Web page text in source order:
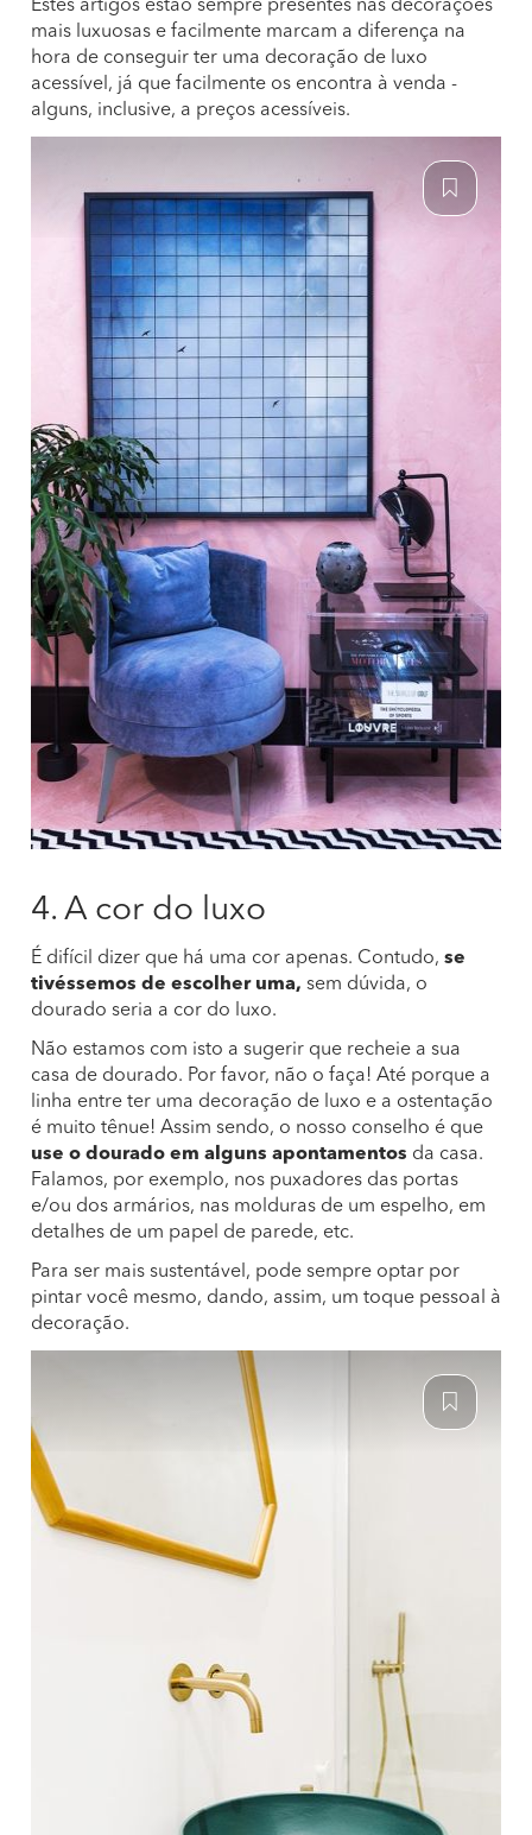
Estes artigos estão sempre presentes nas decorações
mais luxuosas e facilmente marcam a diferença na
hora de conseguir ter uma decoração de luxo
acessível, já que facilmente os encontra à venda -
alguns, inclusive, a preços acessíveis.
4. A cor do luxo
É difícil dizer que há uma cor apenas. Contudo, se
tivéssemos de escolher uma, sem dúvida, o
dourado seria a cor do luxo.
Não estamos com isto a sugerir que recheie a sua
casa de dourado. Por favor, não o faça! Até porque a
linha entre ter uma decoração de luxo e a ostentação
é muito tênue! Assim sendo, o nosso conselho é que
use o dourado em alguns apontamentos da casa.
Falamos, por exemplo, nos puxadores das portas
e/ou dos armários, nas molduras de um espelho, em
detalhes de um papel de parede, etc.
Para ser mais sustentável, pode sempre optar por
pintar você mesmo, dando, assim, um toque pessoal à
decoração.